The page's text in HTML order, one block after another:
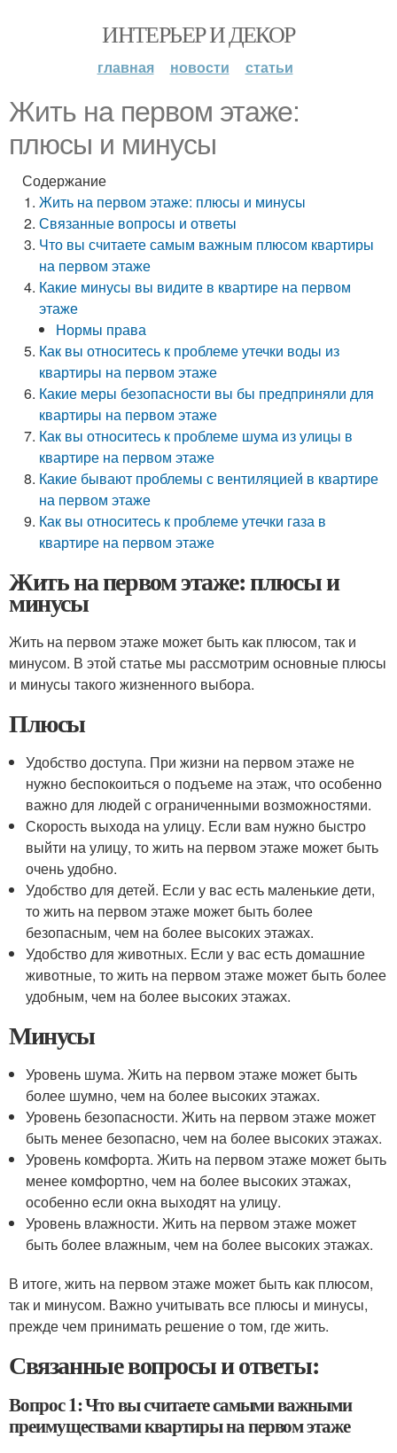
ИНТЕРЬЕР И ДЕКОР
главная новости статьи
Жить на первом этаже:
плюсы и минусы
Содержание
Жить на первом этаже: плюсы и минусы
Связанные вопросы и ответы
Что вы считаете самым важным плюсом квартиры
на первом этаже
Какие минусы вы видите в квартире на первом
этаже
Нормы права
Как вы относитесь к проблеме утечки воды из
квартиры на первом этаже
Какие меры безопасности вы бы предприняли для
квартиры на первом этаже
Как вы относитесь к проблеме шума из улицы в
квартире на первом этаже
Какие бывают проблемы с вентиляцией в квартире
на первом этаже
Как вы относитесь к проблеме утечки газа в
квартире на первом этаже
Жить на первом этаже: плюсы и
минусы
Жить на первом этаже может быть как плюсом, так и
минусом. В этой статье мы рассмотрим основные плюсы
и минусы такого жизненного выбора.
Плюсы
Удобство доступа. При жизни на первом этаже не
нужно беспокоиться о подъеме на этаж, что особенно
важно для людей с ограниченными возможностями.
Скорость выхода на улицу. Если вам нужно быстро
выйти на улицу, то жить на первом этаже может быть
очень удобно.
Удобство для детей. Если у вас есть маленькие дети,
то жить на первом этаже может быть более
безопасным, чем на более высоких этажах.
Удобство для животных. Если у вас есть домашние
животные, то жить на первом этаже может быть более
удобным, чем на более высоких этажах.
Минусы
Уровень шума. Жить на первом этаже может быть
более шумно, чем на более высоких этажах.
Уровень безопасности. Жить на первом этаже может
быть менее безопасно, чем на более высоких этажах.
Уровень комфорта. Жить на первом этаже может быть
менее комфортно, чем на более высоких этажах,
особенно если окна выходят на улицу.
Уровень влажности. Жить на первом этаже может
быть более влажным, чем на более высоких этажах.
В итоге, жить на первом этаже может быть как плюсом,
так и минусом. Важно учитывать все плюсы и минусы,
прежде чем принимать решение о том, где жить.
Связанные вопросы и ответы:
Вопрос 1: Что вы считаете самыми важными
преимуществами квартиры на первом этаже